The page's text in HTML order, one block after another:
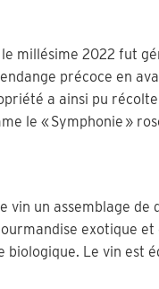
millésime 2022 fut
précoce en
a ainsi pu
le « Symphonie »
un assemblage de
exotique
biologique. Le vin est